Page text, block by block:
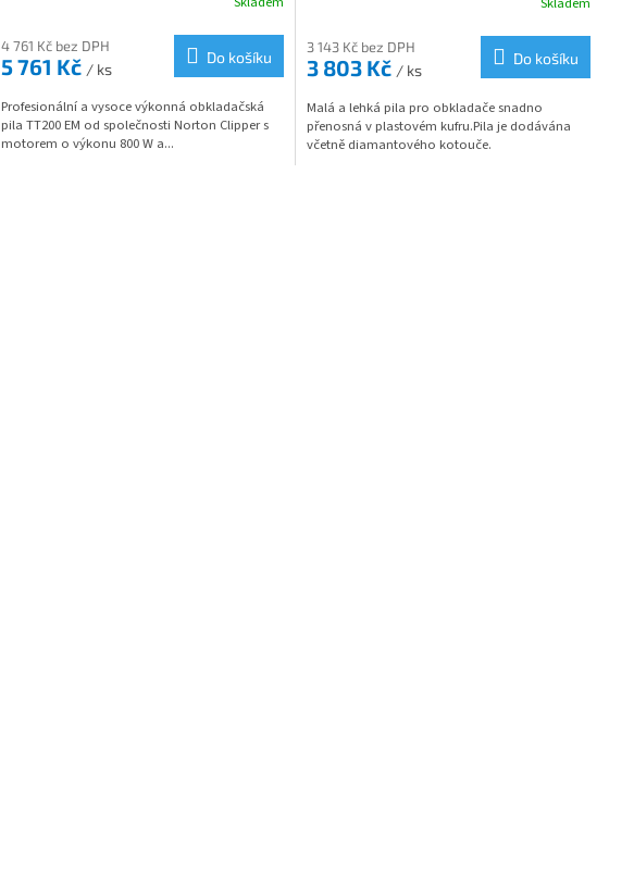
M
A
4 761 Kč bez DPH
5 761 Kč / ks
Do košíku
Profesionální a vysoce výkonná obkladačská
pila TT200 EM od společnosti Norton Clipper s
motorem o výkonu 800 W a...
M
A
3 143 Kč bez DPH
3 803 Kč / ks
Do košíku
Malá a lehká pila pro obkladače snadno
přenosná v plastovém kufru.Pila je dodávána
včetně diamantového kotouče.